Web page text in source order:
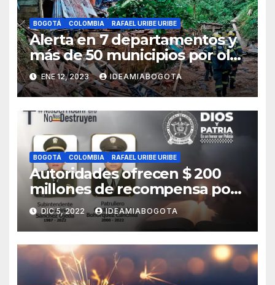
BOGOTÁ COLOMBIA RAFAEL URIBE URIBE
Alerta en 7 departamentos y
más de 50 municipios por ola
invernal
ENE 12, 2023 IDEAMIABOGOTA
BOGOTÁ COLOMBIA RAFAEL URIBE URIBE
Autoridades ofrecen $ 200
millones de recompensa por
asesinato de dos policías en
Bosa, sur de Bogotá
DIC 5, 2022 IDEAMIABOGOTA